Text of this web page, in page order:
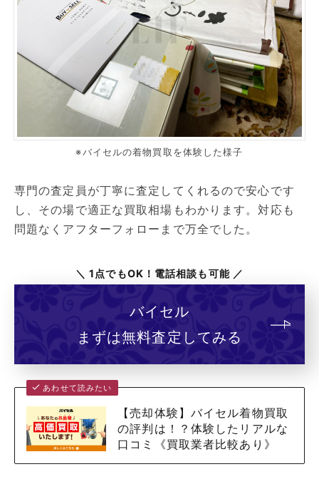
※バイセルの着物買取を体験した様子
専門の査定員が丁寧に査定してくれるので安心です
し、その場で適正な買取相場もわかります。対応も
問題なくアフターフォローまで万全でした。
＼ 1点でもOK！電話相談も可能 ／
バイセル
まずは無料査定してみる
あわせて読みたい
【売却体験】バイセル着物買取
の評判は！？体験したリアルな
口コミ《買取業者比較あり》